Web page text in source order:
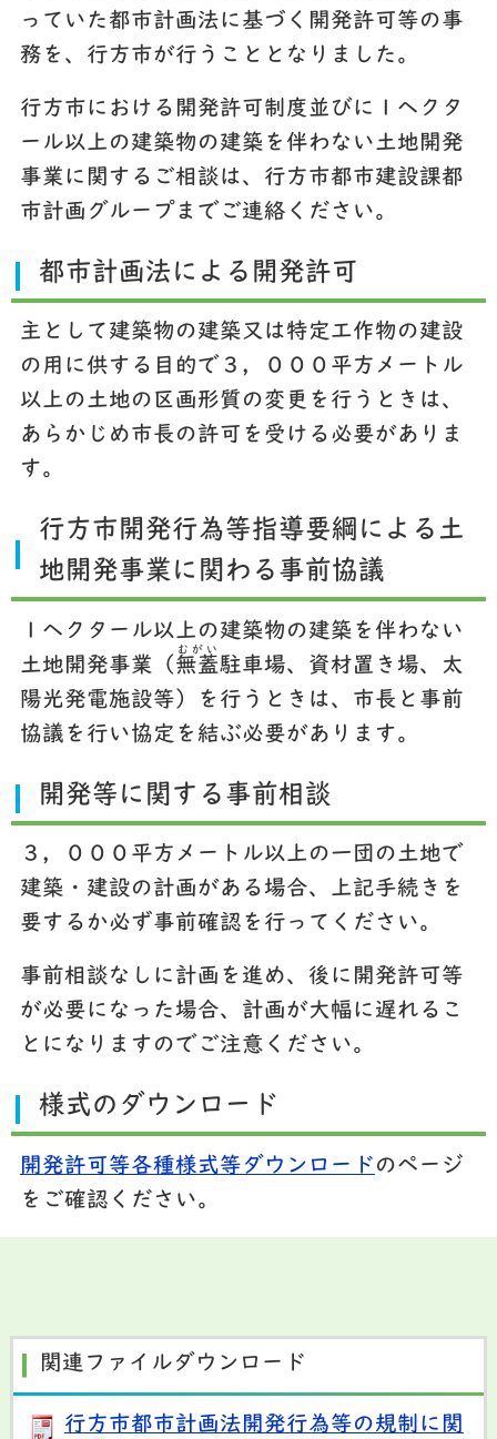
っていた都市計画法に基づく開発許可等の事
務を、行方市が行うこととなりました。
行方市における開発許可制度並びに１ヘクタ
ール以上の建築物の建築を伴わない土地開発
事業に関するご相談は、行方市都市建設課都
市計画グループまでご連絡ください。
都市計画法による開発許可
主として建築物の建築又は特定工作物の建設
の用に供する目的で３，０００平方メートル
以上の土地の区画形質の変更を行うときは、
あらかじめ市長の許可を受ける必要がありま
す。
行方市開発行為等指導要綱による土
地開発事業に関わる事前協議
１ヘクタール以上の建築物の建築を伴わない
土地開発事業（ 無蓋
むがい
駐車場、資材置き場、太
陽光発電施設等）を行うときは、市長と事前
協議を行い協定を結ぶ必要があります。
開発等に関する事前相談
３，０００平方メートル以上の一団の土地で
建築・建設の計画がある場合、上記手続きを
要するか必ず事前確認を行ってください。
事前相談なしに計画を進め、後に開発許可等
が必要になった場合、計画が大幅に遅れるこ
とになりますのでご注意ください。
様式のダウンロード
開発許可等各種様式等ダウンロード のページ
をご確認ください。
関連ファイルダウンロード
行方市都市計画法開発行為等の規制に関